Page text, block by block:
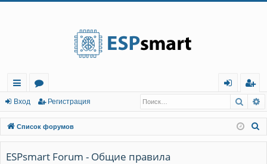
с
ы
лк
и
о
ру
м
ы
д
г
ис
тр
Вход Регистрация
Список форумов
ESPsmart Forum - Общие правила